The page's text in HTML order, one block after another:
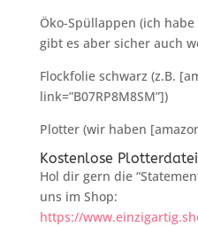
Öko-Spüllappen (ich
gibt es aber sicher auch
Flockfolie schwarz (z.B.
link=”B07RP8M8SM”])
Plotter (wir haben
Kostenlose Plotterdatei
Hol dir gern die
uns im Shop:
https://